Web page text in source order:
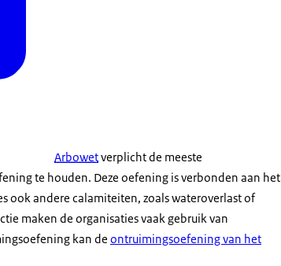
Arbowetverplicht de meeste
te houden. Deze oefening is verbonden aan het
ook andere calamiteiten, zoals wateroverlast of
maken de organisaties vaak gebruik van
kan de ontruimingsoefening van het